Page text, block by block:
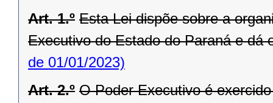
Art. 1.º Esta Lei dispõe sobre a
Executivo do Estado do Paraná e dá
de 01/01/2023)
Art. 2.º O Poder Executivo é